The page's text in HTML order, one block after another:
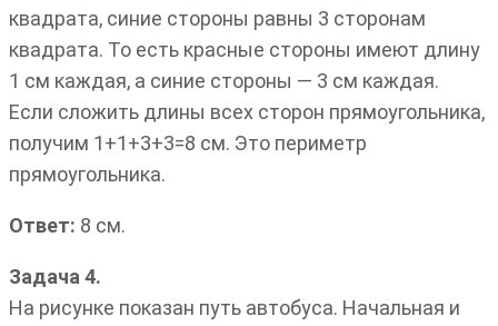
квадрата, синие стороны равны 3 сторонам
квадрата. То есть красные стороны имеют длину
1 см каждая, а синие стороны — 3 см каждая.
Если сложить длины всех сторон прямоугольника,
получим 1+1+3+3=8 см. Это периметр
прямоугольника.
Ответ: 8 см.
Задача 4.
На рисунке показан путь автобуса. Начальная и